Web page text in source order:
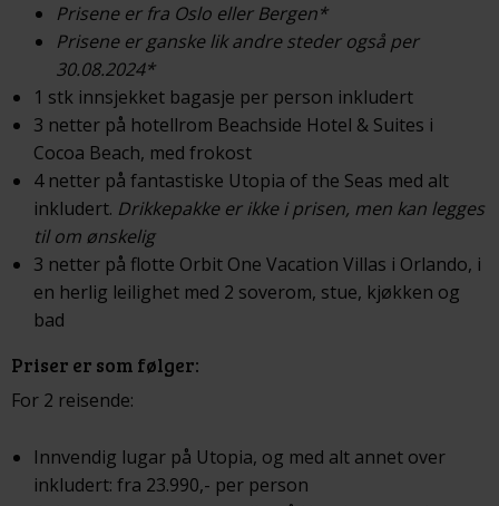
Prisene er fra Oslo eller Bergen*
Prisene er ganske lik andre steder også per
30.08.2024*
1 stk innsjekket bagasje per person inkludert
3 netter på hotellrom Beachside Hotel & Suites i
Cocoa Beach, med frokost
4 netter på fantastiske Utopia of the Seas med alt
inkludert. Drikkepakke er ikke i prisen, men kan legges
til om ønskelig
3 netter på flotte Orbit One Vacation Villas i Orlando, i
en herlig leilighet med 2 soverom, stue, kjøkken og
bad
Priser er som følger:
For 2 reisende:
Innvendig lugar på Utopia, og med alt annet over
inkludert: fra 23.990,- per person